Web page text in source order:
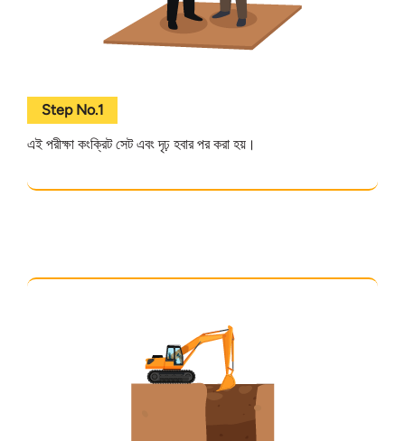
Step No.1
এই পরীক্ষা কংক্রিট সেট এবং দৃঢ় হবার পর করা হয়।